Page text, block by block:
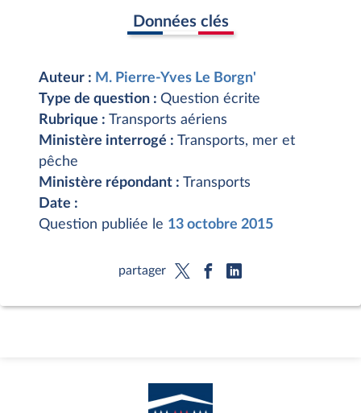
Données clés
Auteur : M. Pierre-Yves Le Borgn'
Type de question : Question écrite
Rubrique : Transports aériens
Ministère interrogé : Transports, mer et
pêche
Ministère répondant : Transports
Date :
Question publiée le 13 octobre 2015
partager